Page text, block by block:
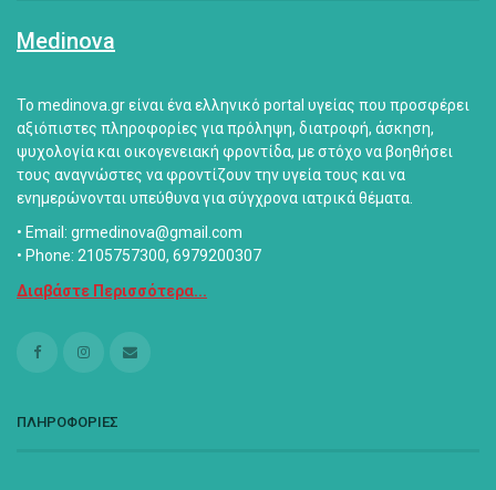
Medinova
Το medinova.gr είναι ένα ελληνικό portal υγείας που προσφέρει
αξιόπιστες πληροφορίες για πρόληψη, διατροφή, άσκηση,
ψυχολογία και οικογενειακή φροντίδα, με στόχο να βοηθήσει
τους αναγνώστες να φροντίζουν την υγεία τους και να
ενημερώνονται υπεύθυνα για σύγχρονα ιατρικά θέματα.
• Email: grmedinova@gmail.com
• Phone: 2105757300, 6979200307
Διαβάστε Περισσότερα...
ΠΛΗΡΟΦΟΡΙΕΣ